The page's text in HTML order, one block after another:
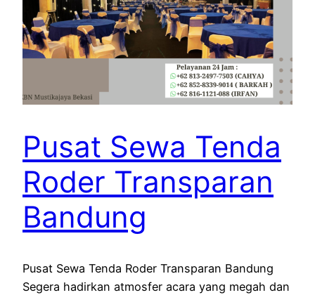
Pusat Sewa Tenda
Roder Transparan
Bandung
Pusat Sewa Tenda Roder Transparan Bandung
Segera hadirkan atmosfer acara yang megah dan